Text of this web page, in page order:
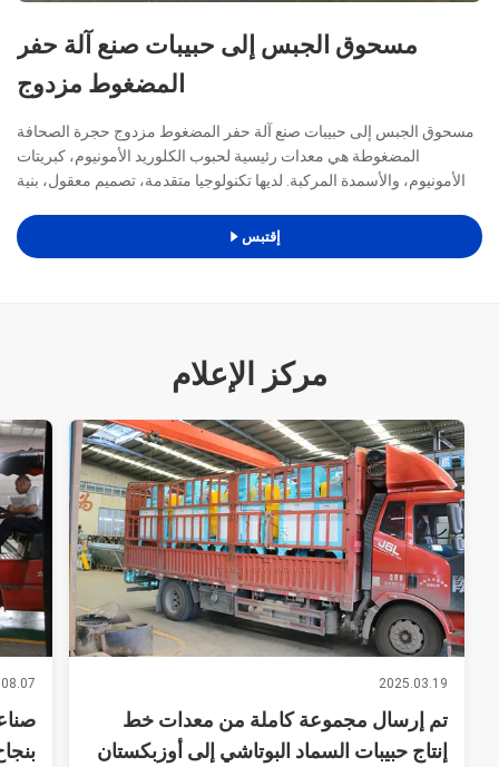
مسحوق الجبس إلى حبيبات صنع آلة حفر
المضغوط مزدوج
مسحوق الجبس إلى حبيبات صنع آلة حفر المضغوط مزدوج حجرة الصحافة
المضغوطة هي معدات رئيسية لحبوب الكلوريد الأمونيوم، كبريتات
الأمونيوم، والأسمدة المركبة. لديها تكنولوجيا متقدمة، تصميم معقول، بنية
المعدات المقابلة لتشكيل خط إنتاج صغير. يمكن أ...
إقتبس
مركز الإعلام
2025.03.19
تم إرسال مجموعة كاملة من معدات خط
إنتاج حبيبات السماد البوتاشي إلى أوزبكستان